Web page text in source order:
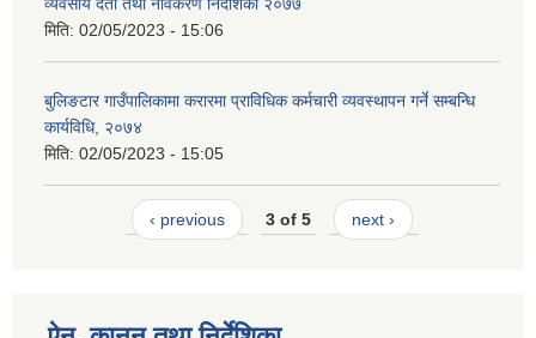
व्यवसाय दर्ता तथा नविकरण निर्देशिका २०७७
मिति: 02/05/2023 - 15:06
बुलिङटार गाउँपालिकामा करारमा प्राविधिक कर्मचारी व्यवस्थापन गर्ने सम्बन्धि
कार्यविधि, २०७४
मिति: 02/05/2023 - 15:05
‹ previous 3 of 5 next ›